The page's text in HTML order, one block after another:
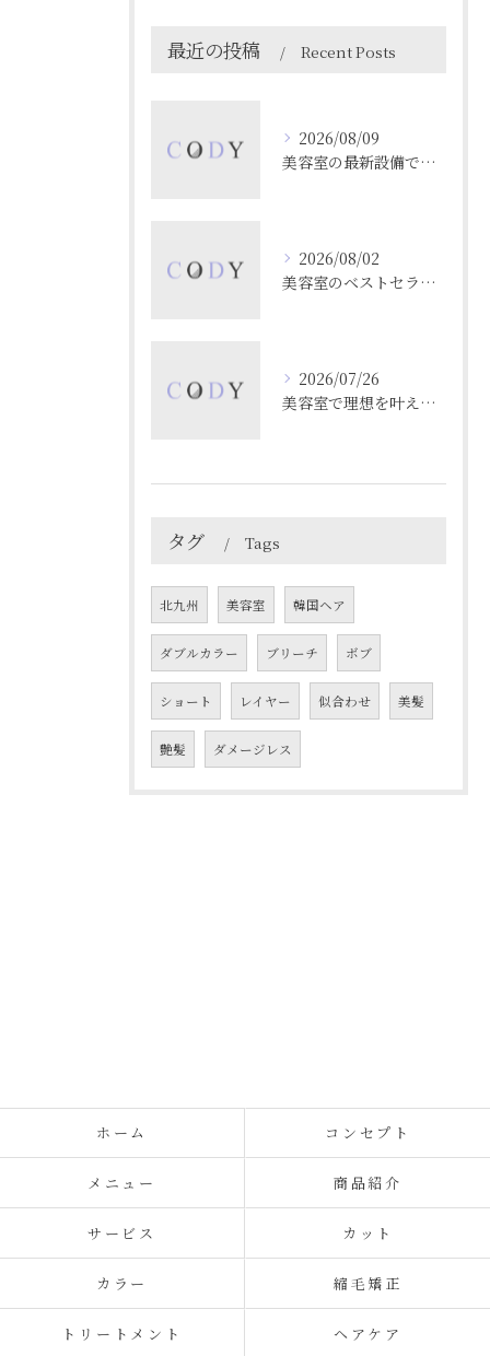
最近の投稿 Recent Posts
2026/08/09
美容室の最新設備で叶える理想のヘア体験と福岡県北九州市の注目ポイント
2026/08/02
美容室のベストセラーを売上や予約数から徹底解析する最新ガイド
2026/07/26
美容室で理想を叶える北九州市のスタイリング剤選びと活用ガイド
タグ Tags
北九州 美容室 韓国ヘア
ダブルカラー ブリーチ ボブ
ショート レイヤー 似合わせ 美髪
艶髪 ダメージレス
ホーム コンセプト
メニュー 商品紹介
サービス カット
カラー 縮毛矯正
トリートメント ヘアケア